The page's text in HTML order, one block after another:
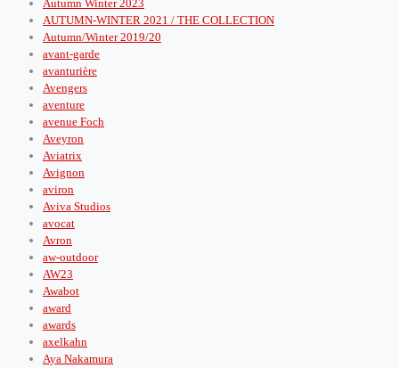
Autumn Winter 2023
AUTUMN-WINTER 2021 / THE COLLECTION
Autumn/Winter 2019/20
avant-garde
avanturière
Avengers
aventure
avenue Foch
Aveyron
Aviatrix
Avignon
aviron
Aviva Studios
avocat
Avron
aw-outdoor
AW23
Awabot
award
awards
axelkahn
Aya Nakamura